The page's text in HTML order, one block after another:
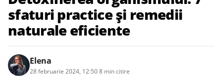
sfaturi practice și remedii
naturale eficiente
Elena
28 februarie 2024, 12:508 min citire